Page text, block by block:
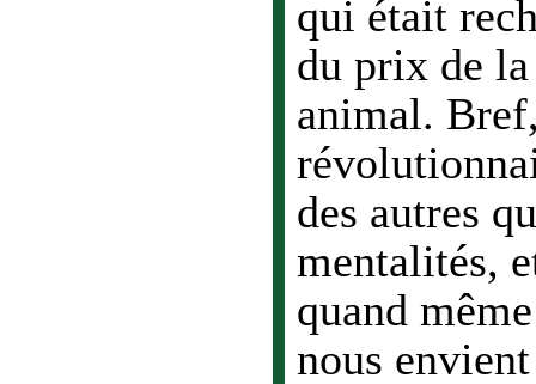
qui était
du prix de
animal.
des autres
mentalités,
quand
nous